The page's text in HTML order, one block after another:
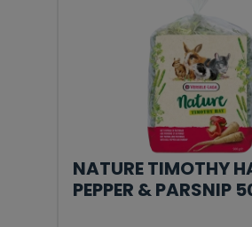
NATURE TIMOTHY
PEPPER & PARSNIP